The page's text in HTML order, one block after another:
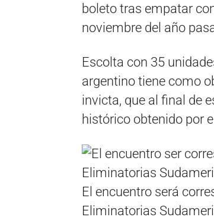
boleto tras empatar
noviembre del año
Escolta con 35
argentino tiene como
invicta, que al final de
histórico obtenido por
El encuentro será
Eliminatorias